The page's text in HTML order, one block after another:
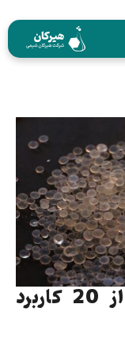
سیلیکاژل چیست؟ بیش از 20 کاربرد